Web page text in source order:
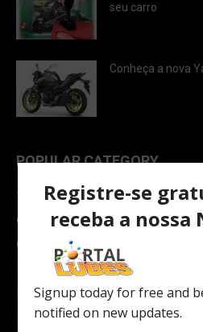
seu carro
Conheça a nova
POPULAR CATEGORY
TOPNEWS
Carro e Moto
Carro
Notícias
Indústria
Moto